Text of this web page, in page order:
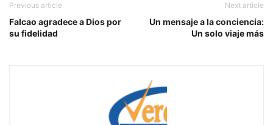
Previous article
Falcao agradece a Dios por
su fidelidad
Next article
Un mensaje a la conciencia:
Un solo viaje más